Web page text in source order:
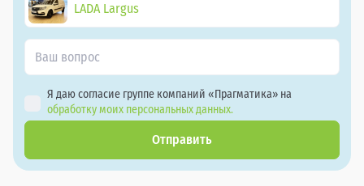
LADA Largus
Я даю согласие группе компаний «Прагматика» на
обработку моих персональных данных.
Отправить